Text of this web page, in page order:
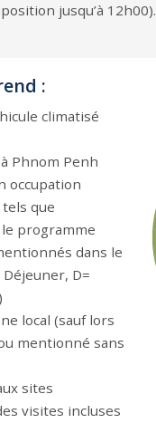
jusqu’à 12h00).
:
climatisé
Phnom Penh
occupation
que
programme
dans le
D=
local (sauf lors
mentionné sans
sites
visites incluses